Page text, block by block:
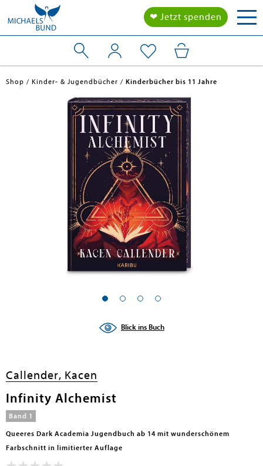
❤ Jetzt spenden
submenu
Shop Kinder- & Jugendbücher Kinderbücher bis 11 Jahre
Blick ins Buch
Callender, Kacen
Infinity Alchemist
Band 1
Queeres Dark Academia Jugendbuch ab 14 mit wunderschönem
Farbschnitt in limitierter Auflage